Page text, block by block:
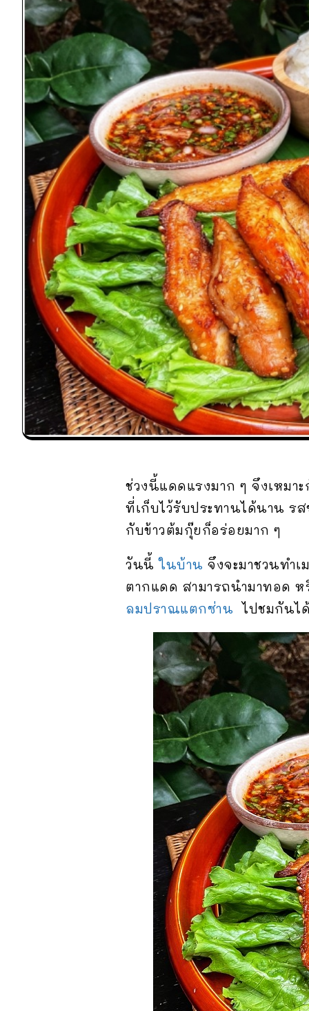
ช่วงนี้แดดแรงมาก ๆ จึงเหมา
ที่เก็บไว้รับประทานได้นาน ร
กับข้าวต้มกุ๊ยก็อร่อยมาก ๆ
วันนี้ ในบ้าน จึงจะมาชวนทำ
ตากแดด สามารถนำมาทอด
ลมปราณแตกซ่าน ไปชมกันไ